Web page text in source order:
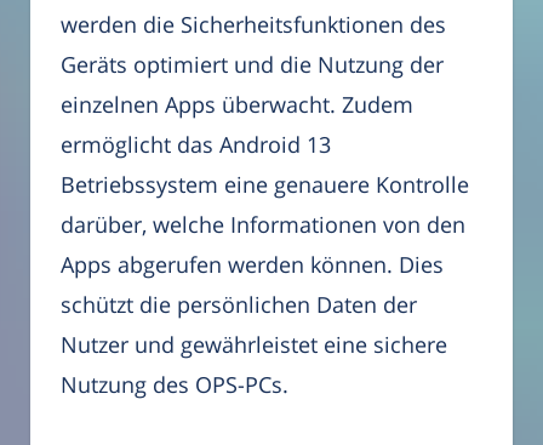
werden die Sicherheitsfunktionen des
Geräts optimiert und die Nutzung der
einzelnen Apps überwacht. Zudem
ermöglicht das Android 13
Betriebssystem eine genauere Kontrolle
darüber, welche Informationen von den
Apps abgerufen werden können. Dies
schützt die persönlichen Daten der
Nutzer und gewährleistet eine sichere
Nutzung des OPS-PCs.